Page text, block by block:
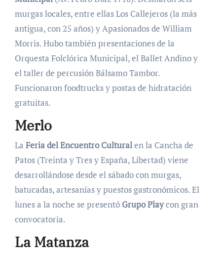
murgas locales, entre ellas Los Callejeros (la más
antigua, con 25 años) y Apasionados de William
Morris. Hubo también presentaciones de la
Orquesta Folclórica Municipal, el Ballet Andino y
el taller de percusión Bálsamo Tambor.
Funcionaron foodtrucks y postas de hidratación
gratuitas.
Merlo
La Feria del Encuentro Culturalen la Cancha de
Patos (Treinta y Tres y España, Libertad) viene
desarrollándose desde el sábado con murgas,
batucadas, artesanías y puestos gastronómicos. El
lunes a la noche se presentó Grupo Playcon gran
convocatoria.
La Matanza